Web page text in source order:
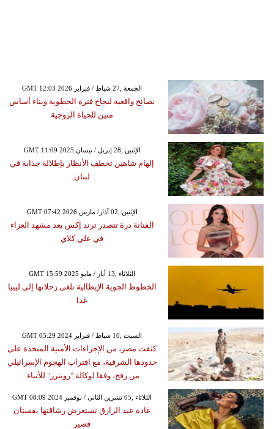
GMT 12:03 2026 الجمعة ,27 شباط / فبراير
نصائح واقعية لنجاح فترة الخطوبة وبناء أساس
متين للحياة الزوجية
GMT 11:09 2025 الإثنين ,28 إبريل / نيسان
إلهام شاهين تخطف الأنظار بإطلالة جذابة في
لبنان
GMT 07:42 2026 الإثنين ,02 آذار/ مارس
الفنانة درة تتصدر ترند إكس بعد مشهد العزاء
في علي كلاي
GMT 15:59 2025 الثلاثاء ,13 أيار / مايو
الخطوط الجوية الإيطالية تلغى رحلاتها إلى ليبيا
غدا
GMT 05:29 2024 السبت ,10 شباط / فبراير
كثفت مصر، من الإجراءات الأمنية المتخذة على
حدودها الشرقية، مع اقتراب الهجوم الإسرائيلي
من رفح، وفقا لوكالة "رويترز" للأنباء.
GMT 08:09 2024 الثلاثاء ,05 تشرين الثاني / نوفمبر
غادة عبد الرازق تستعرض رشاقتها بفستان
قصير